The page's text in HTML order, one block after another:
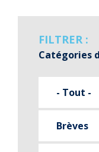
FILTRER :
Catégories
- Tout -
Brèves